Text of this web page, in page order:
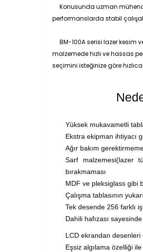
Konusunda uzman
performanslarda stabil
BM-100A serisi lazer kesim
malzemede hızlı ve hassas
seçimini isteğinize göre
Yüksek mukavametli
Ekstra ekipman ihtiyacı
Ağır bakım
Sarf malzemesi(lazer
bırakmaması
MDF ve pleksiglass gibi
Çalışma tablasının
Tek desende 256 farklı
Dahili hafızası
LCD ekrandan desenleri
Eşsiz algılama özelliği